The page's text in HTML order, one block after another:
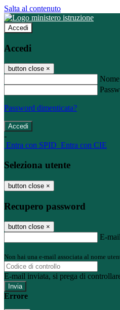
Salta al contenuto
Accedi
Accedi
button close ×
Password dimenticata?
-
Entra con SPID Entra con CIE
Seleziona utente
button close ×
Recupero password
button close ×
E-mail
Non hai una e-mail associata al nome
E-mail inviata, si prega di
Errore